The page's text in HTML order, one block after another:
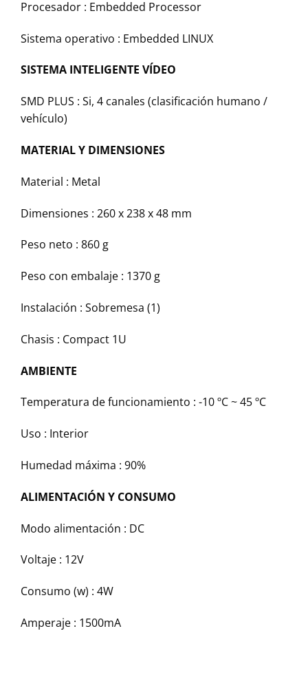
Procesador : Embedded Processor
Sistema operativo : Embedded LINUX
SISTEMA INTELIGENTE VÍDEO
SMD PLUS : Si, 4 canales (clasificación humano /
vehículo)
MATERIAL Y DIMENSIONES
Material : Metal
Dimensiones : 260 x 238 x 48 mm
Peso neto : 860 g
Peso con embalaje : 1370 g
Instalación : Sobremesa (1)
Chasis : Compact 1U
AMBIENTE
Temperatura de funcionamiento : -10 ºC ~ 45 ºC
Uso : Interior
Humedad máxima : 90%
ALIMENTACIÓN Y CONSUMO
Modo alimentación : DC
Voltaje : 12V
Consumo (w) : 4W
Amperaje : 1500mA